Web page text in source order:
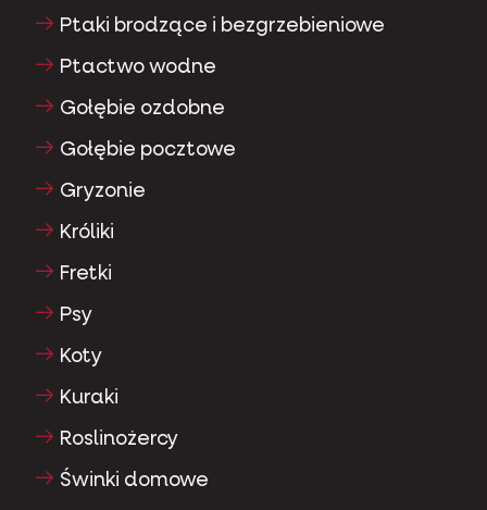
Ptaki brodzące i bezgrzebieniowe
Ptactwo wodne
Gołębie ozdobne
Gołębie pocztowe
Gryzonie
Króliki
Fretki
Psy
Koty
Kuraki
Roslinożercy
Świnki domowe